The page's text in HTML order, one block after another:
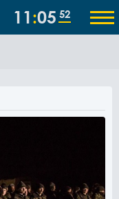
11 05 52